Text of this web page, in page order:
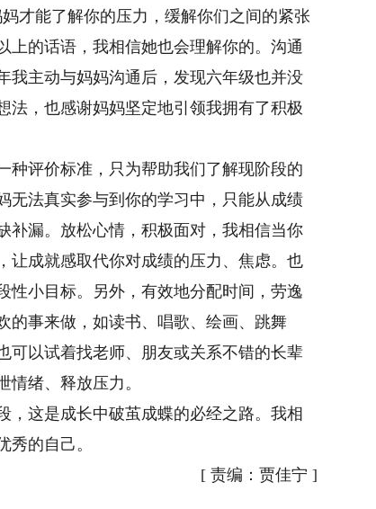
才能了解你的压力，缓解你们之间的紧张
上的话语，我相信她也会理解你的。沟通
我主动与妈妈沟通后，发现六年级也并没
法，也感谢妈妈坚定地引领我拥有了积极
评价标准，只为帮助我们了解现阶段的
无法真实参与到你的学习中，只能从成绩
补漏。放松心情，积极面对，我相信当你
让成就感取代你对成绩的压力、焦虑。也
性小目标。另外，有效地分配时间，劳逸
的事来做，如读书、唱歌、绘画、跳舞
可以试着找老师、朋友或关系不错的长辈
绪、释放压力。
这是成长中破茧成蝶的必经之路。我相
的自己。
[ 责编：贾佳宁 ]
重要，它是我情感
人带来灵感、希望
受很多挫折与挑
成长的迷茫，谱
一人一狗向树下跑去，“上——”收到女孩的指
令，“坦克”准确无误地咬住挂在树上的轮胎。这是
9岁女孩宋子瑜的训犬日常。